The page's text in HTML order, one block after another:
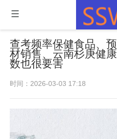
查考频率保健食品、
材销售、云南杉庚健
数也很要害
时间：2026-03-03 17:18